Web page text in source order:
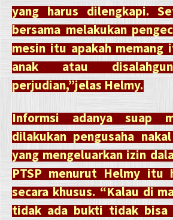
yang harus dilengkapi.
bersama melakukan
mesin itu apakah memang
anak atau
perjudian,”jelas Helmy.
Informsi adanya suap
dilakukan pengusaha
yang mengeluarkan izin
PTSP menurut Helmy itu
secara khusus. “Kalau di
tidak ada bukti tidak bisa